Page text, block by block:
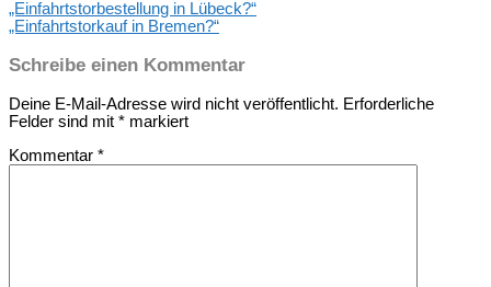
„Einfahrtstorbestellung in Lübeck?“
„Einfahrtstorkauf in Bremen?“
Schreibe einen Kommentar
Deine E-Mail-Adresse wird nicht veröffentlicht. Erforderliche
Felder sind mit * markiert
Kommentar *